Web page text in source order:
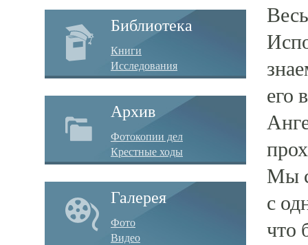
Библиотека
Книги
Исследования
Архив
Фотокопии дел
Крестные ходы
Галерея
Фото
Видео
его
Мы
с
что